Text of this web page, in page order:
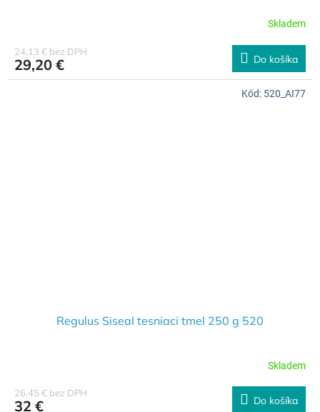
Skladem
24,13 € bez DPH
29,20 € Do košíka
Regulus Siseal tesniaci tmel 250 g 520
Skladem
26,45 € bez DPH
32 € Do košíka
Kód: 520_AI77